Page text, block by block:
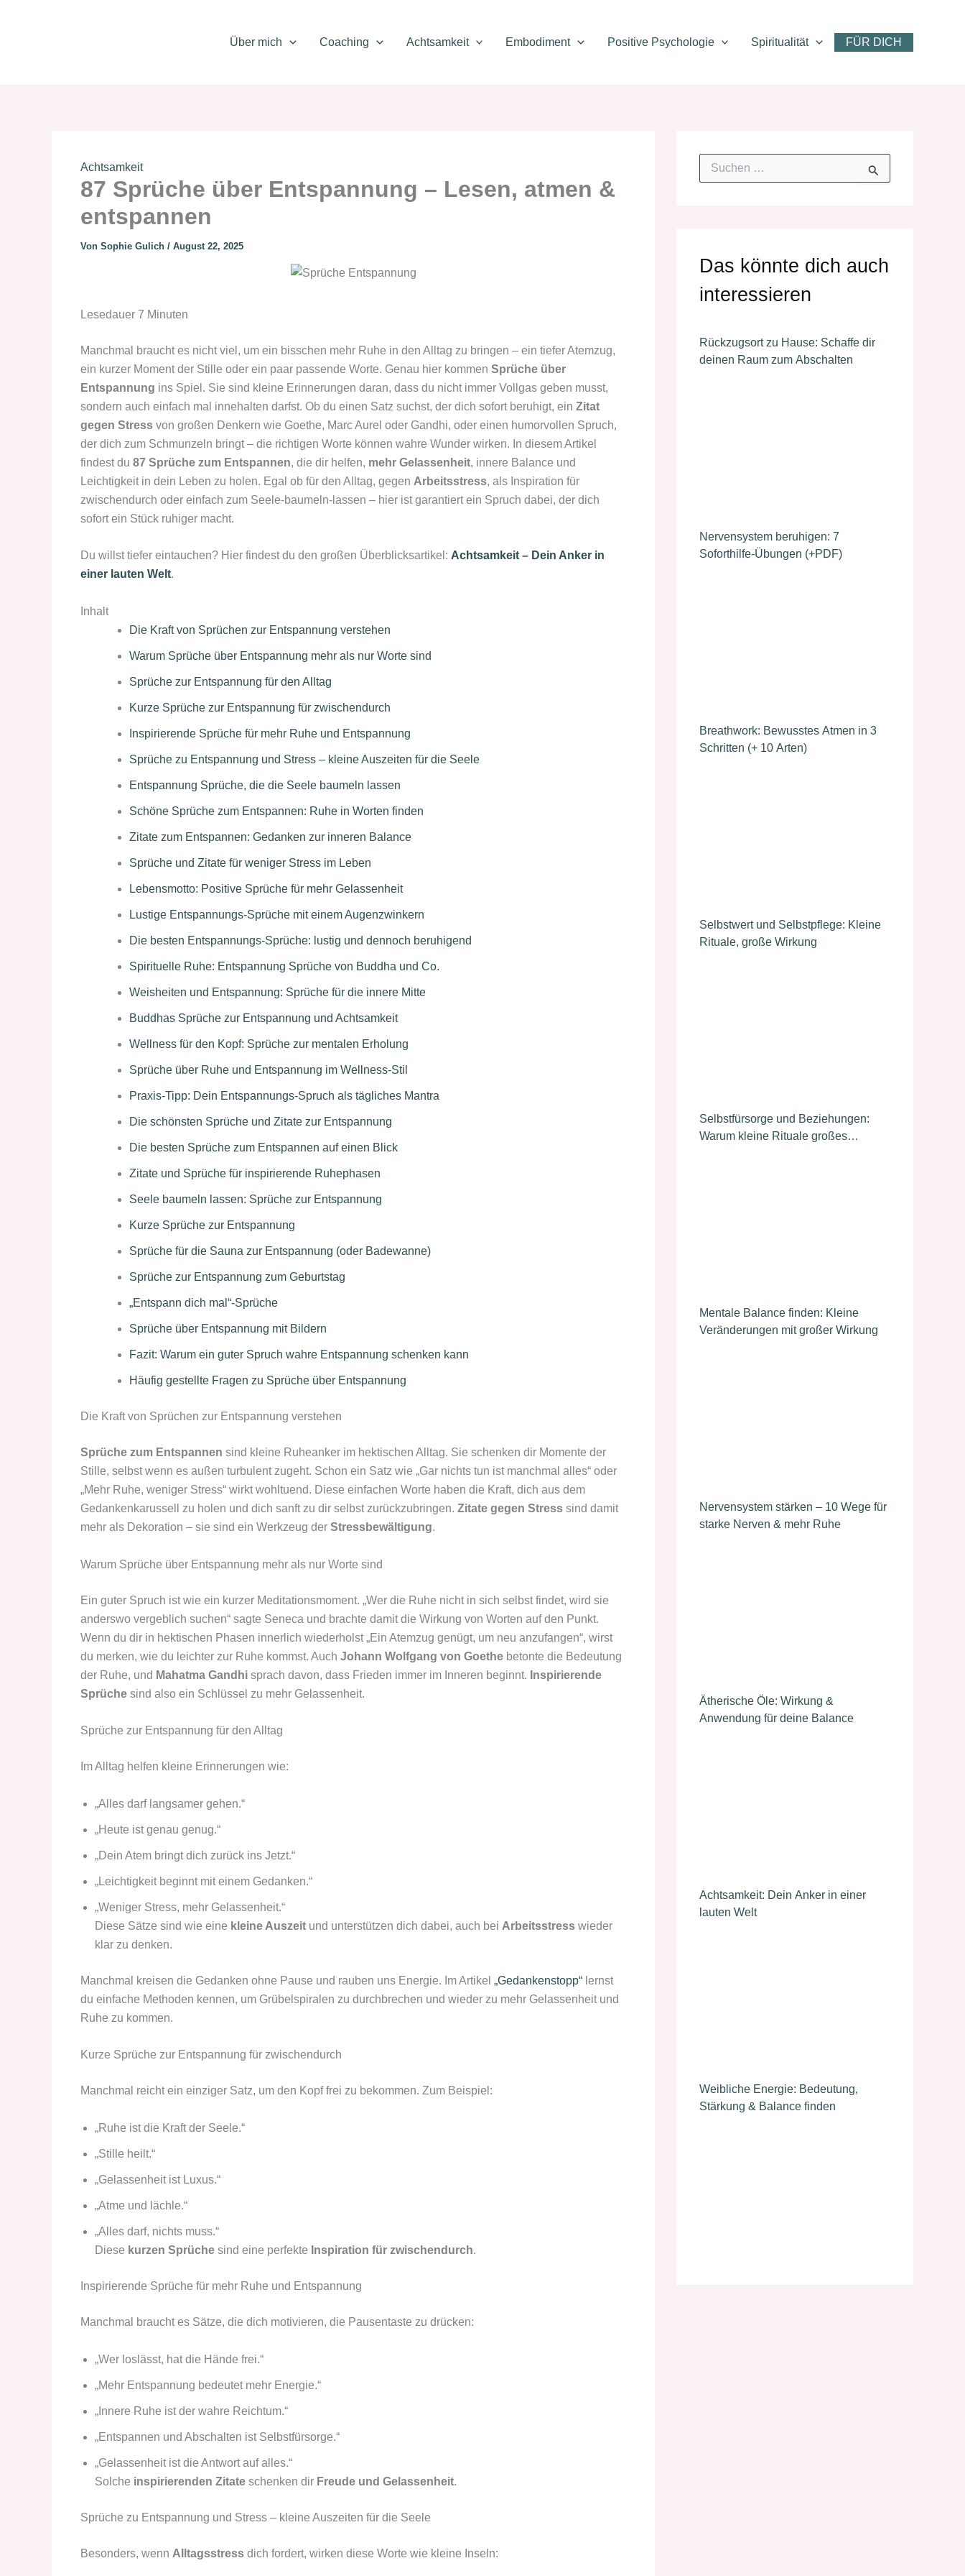
Über mich Coaching Achtsamkeit Embodiment Positive Psychologie Spiritualität FÜR DICH
Achtsamkeit
87 Sprüche über Entspannung – Lesen, atmen &
entspannen
Von Sophie Gulich / August 22, 2025
Lesedauer 7 Minuten
Manchmal braucht es nicht viel, um ein bisschen mehr Ruhe in den Alltag zu bringen – ein tiefer Atemzug,
ein kurzer Moment der Stille oder ein paar passende Worte. Genau hier kommen Sprüche über
Entspannung ins Spiel. Sie sind kleine Erinnerungen daran, dass du nicht immer Vollgas geben musst,
sondern auch einfach mal innehalten darfst. Ob du einen Satz suchst, der dich sofort beruhigt, ein Zitat
gegen Stress von großen Denkern wie Goethe, Marc Aurel oder Gandhi, oder einen humorvollen Spruch,
der dich zum Schmunzeln bringt – die richtigen Worte können wahre Wunder wirken. In diesem Artikel
findest du 87 Sprüche zum Entspannen, die dir helfen, mehr Gelassenheit, innere Balance und
Leichtigkeit in dein Leben zu holen. Egal ob für den Alltag, gegen Arbeitsstress, als Inspiration für
zwischendurch oder einfach zum Seele-baumeln-lassen – hier ist garantiert ein Spruch dabei, der dich
sofort ein Stück ruhiger macht.
Du willst tiefer eintauchen? Hier findest du den großen Überblicksartikel: Achtsamkeit – Dein Anker in
einer lauten Welt.
Inhalt
Die Kraft von Sprüchen zur Entspannung verstehen
Warum Sprüche über Entspannung mehr als nur Worte sind
Sprüche zur Entspannung für den Alltag
Kurze Sprüche zur Entspannung für zwischendurch
Inspirierende Sprüche für mehr Ruhe und Entspannung
Sprüche zu Entspannung und Stress – kleine Auszeiten für die Seele
Entspannung Sprüche, die die Seele baumeln lassen
Schöne Sprüche zum Entspannen: Ruhe in Worten finden
Zitate zum Entspannen: Gedanken zur inneren Balance
Sprüche und Zitate für weniger Stress im Leben
Lebensmotto: Positive Sprüche für mehr Gelassenheit
Lustige Entspannungs-Sprüche mit einem Augenzwinkern
Die besten Entspannungs-Sprüche: lustig und dennoch beruhigend
Spirituelle Ruhe: Entspannung Sprüche von Buddha und Co.
Weisheiten und Entspannung: Sprüche für die innere Mitte
Buddhas Sprüche zur Entspannung und Achtsamkeit
Wellness für den Kopf: Sprüche zur mentalen Erholung
Sprüche über Ruhe und Entspannung im Wellness-Stil
Praxis-Tipp: Dein Entspannungs-Spruch als tägliches Mantra
Die schönsten Sprüche und Zitate zur Entspannung
Die besten Sprüche zum Entspannen auf einen Blick
Zitate und Sprüche für inspirierende Ruhephasen
Seele baumeln lassen: Sprüche zur Entspannung
Kurze Sprüche zur Entspannung
Sprüche für die Sauna zur Entspannung (oder Badewanne)
Sprüche zur Entspannung zum Geburtstag
„Entspann dich mal“-Sprüche
Sprüche über Entspannung mit Bildern
Fazit: Warum ein guter Spruch wahre Entspannung schenken kann
Häufig gestellte Fragen zu Sprüche über Entspannung
Die Kraft von Sprüchen zur Entspannung verstehen
Sprüche zum Entspannen sind kleine Ruheanker im hektischen Alltag. Sie schenken dir Momente der
Stille, selbst wenn es außen turbulent zugeht. Schon ein Satz wie „Gar nichts tun ist manchmal alles“ oder
„Mehr Ruhe, weniger Stress“ wirkt wohltuend. Diese einfachen Worte haben die Kraft, dich aus dem
Gedankenkarussell zu holen und dich sanft zu dir selbst zurückzubringen. Zitate gegen Stress sind damit
mehr als Dekoration – sie sind ein Werkzeug der Stressbewältigung.
Warum Sprüche über Entspannung mehr als nur Worte sind
Ein guter Spruch ist wie ein kurzer Meditationsmoment. „Wer die Ruhe nicht in sich selbst findet, wird sie
anderswo vergeblich suchen“ sagte Seneca und brachte damit die Wirkung von Worten auf den Punkt.
Wenn du dir in hektischen Phasen innerlich wiederholst „Ein Atemzug genügt, um neu anzufangen“, wirst
du merken, wie du leichter zur Ruhe kommst. Auch Johann Wolfgang von Goethe betonte die Bedeutung
der Ruhe, und Mahatma Gandhi sprach davon, dass Frieden immer im Inneren beginnt. Inspirierende
Sprüche sind also ein Schlüssel zu mehr Gelassenheit.
Sprüche zur Entspannung für den Alltag
Im Alltag helfen kleine Erinnerungen wie:
„Alles darf langsamer gehen.“
„Heute ist genau genug.“
„Dein Atem bringt dich zurück ins Jetzt.“
„Leichtigkeit beginnt mit einem Gedanken.“
„Weniger Stress, mehr Gelassenheit.“
Diese Sätze sind wie eine kleine Auszeit und unterstützen dich dabei, auch bei Arbeitsstress wieder
klar zu denken.
Manchmal kreisen die Gedanken ohne Pause und rauben uns Energie. Im Artikel „Gedankenstopp“ lernst
du einfache Methoden kennen, um Grübelspiralen zu durchbrechen und wieder zu mehr Gelassenheit und
Ruhe zu kommen.
Kurze Sprüche zur Entspannung für zwischendurch
Manchmal reicht ein einziger Satz, um den Kopf frei zu bekommen. Zum Beispiel:
„Ruhe ist die Kraft der Seele.“
„Stille heilt.“
„Gelassenheit ist Luxus.“
„Atme und lächle.“
„Alles darf, nichts muss.“
Diese kurzen Sprüche sind eine perfekte Inspiration für zwischendurch.
Inspirierende Sprüche für mehr Ruhe und Entspannung
Manchmal braucht es Sätze, die dich motivieren, die Pausentaste zu drücken:
„Wer loslässt, hat die Hände frei.“
„Mehr Entspannung bedeutet mehr Energie.“
„Innere Ruhe ist der wahre Reichtum.“
„Entspannen und Abschalten ist Selbstfürsorge.“
„Gelassenheit ist die Antwort auf alles.“
Solche inspirierenden Zitate schenken dir Freude und Gelassenheit.
Sprüche zu Entspannung und Stress – kleine Auszeiten für die Seele
Besonders, wenn Alltagsstress dich fordert, wirken diese Worte wie kleine Inseln:
u
a
Das könnte dich auch
interessieren
Rückzugsort zu Hause: Schaffe dir
deinen Raum zum Abschalten
Nervensystem beruhigen: 7
Soforthilfe-Übungen (+PDF)
Breathwork: Bewusstes Atmen in 3
Schritten (+ 10 Arten)
Selbstwert und Selbstpflege: Kleine
Rituale, große Wirkung
Selbstfürsorge und Beziehungen:
Warum kleine Rituale großes
Mentale Balance finden: Kleine
Veränderungen mit großer Wirkung
Nervensystem stärken – 10 Wege für
starke Nerven & mehr Ruhe
Ätherische Öle: Wirkung &
Anwendung für deine Balance
Achtsamkeit: Dein Anker in einer
lauten Welt
Weibliche Energie: Bedeutung,
Stärkung & Balance finden